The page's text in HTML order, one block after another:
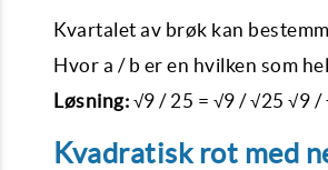
Kvartalet av brøk kan
Hvor a / b er en hvilken som
Løsning: √9 / 25 = √9 / √25 √9
Kvadratisk rot med